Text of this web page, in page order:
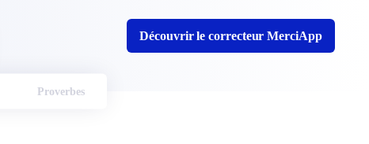
Découvrir le correcteur MerciApp
Proverbes